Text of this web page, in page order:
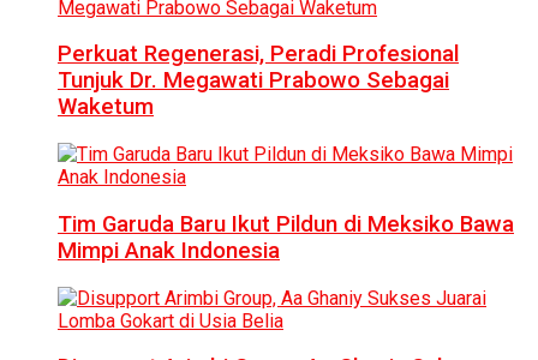
Perkuat Regenerasi, Peradi Profesional
Tunjuk Dr. Megawati Prabowo Sebagai
Waketum
Tim Garuda Baru Ikut Pildun di Meksiko Bawa
Mimpi Anak Indonesia